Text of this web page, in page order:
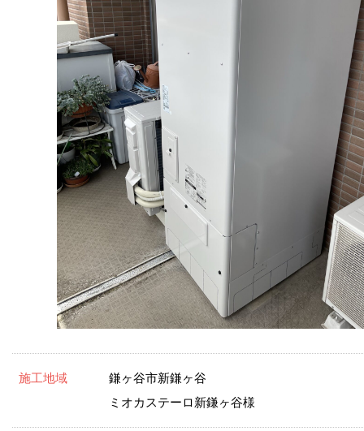
施工地域
鎌ヶ谷市新鎌ヶ谷
ミオカステーロ新鎌ヶ谷様